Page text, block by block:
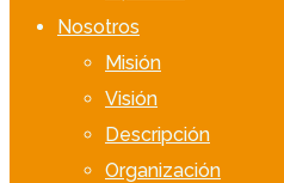
Nosotros
Misión
Visión
Descripción
Organización